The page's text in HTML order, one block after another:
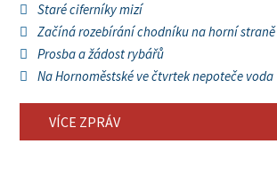
Staré ciferníky mizí
Začíná rozebírání chodníku na horní straně
Prosba a žádost rybářů
Na Hornoměstské ve čtvrtek nepoteče voda
VÍCE ZPRÁV